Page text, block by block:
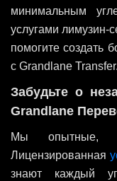
минимальным
услугами лимузин-
помогите создать
с Grandlane Transfer.
Забудьте о
Grandlane
Мы опытные,
Лицензированная
знают каждый